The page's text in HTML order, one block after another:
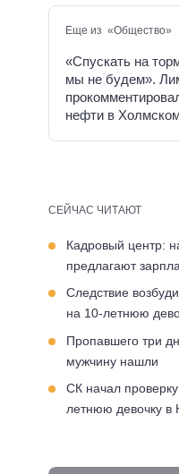
Еще из «Общество»
«Спускать на
мы не будем».
нефти в
СЕЙЧАС ЧИТАЮТ
Кадровый центр:
предлагают
Следствие
на 10-летнюю
Пропавшего три
мужчину нашли
СК начал
летнюю девочку